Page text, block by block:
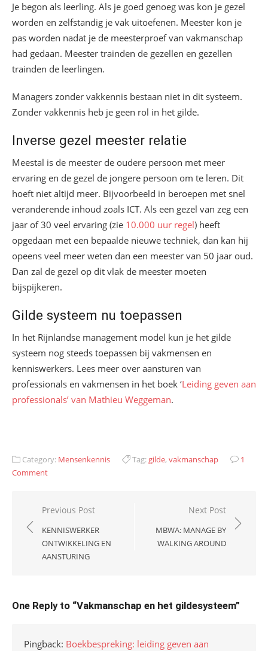
Je begon als leerling. Als je goed genoeg was kon je gezel
worden en zelfstandig je vak uitoefenen. Meester kon je
pas worden nadat je de meesterproef van vakmanschap
had gedaan. Meester trainden de gezellen en gezellen
trainden de leerlingen.
Managers zonder vakkennis bestaan niet in dit systeem.
Zonder vakkennis heb je geen rol in het gilde.
Inverse gezel meester relatie
Meestal is de meester de oudere persoon met meer
ervaring en de gezel de jongere persoon om te leren. Dit
hoeft niet altijd meer. Bijvoorbeeld in beroepen met snel
veranderende inhoud zoals ICT. Als een gezel van zeg een
jaar of 30 veel ervaring (zie 10.000 uur regel) heeft
opgedaan met een bepaalde nieuwe techniek, dan kan hij
opeens veel meer weten dan een meester van 50 jaar oud.
Dan zal de gezel op dit vlak de meester moeten
bijspijkeren.
Gilde systeem nu toepassen
In het Rijnlandse management model kun je het gilde
systeem nog steeds toepassen bij vakmensen en
kenniswerkers. Lees meer over aansturen van
professionals en vakmensen in het boek ‘Leiding geven aan
professionals’ van Mathieu Weggeman.
Category: Mensenkennis Tag: gilde, vakmanschap
1
Comment
Bericht
navigatie
Previous Post
KENNISWERKER
ONTWIKKELING EN
AANSTURING
Next Post
MBWA: MANAGE BY
WALKING AROUND
One Reply to “Vakmanschap en het gildesysteem”
Pingback: Boekbespreking: leiding geven aan